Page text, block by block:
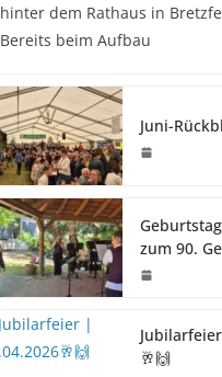
hinter dem Rathaus in
Bereits beim Aufbau
Juni-
zum 90.
🥂🙌